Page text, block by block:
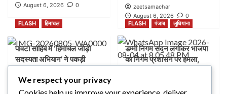
August 6, 2026
0
zeetsamachar
August 6, 2026
0
FLASH
हिमाचल
पांवटा साहिब में ‘हिमाचल जोड़ो
सदस्यता अभियान’ ने पकड़ी
की अपील
FLASH पंजाब लुधियाना
डम्मी निगम सदन लगाकर भाजपा
का निगम प्रशासन पर हमला,
We respect your privacy
Cookies help us improve your experience, deliver